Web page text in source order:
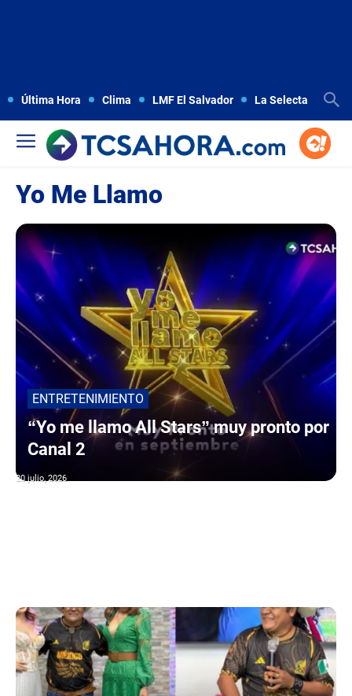
Última Hora Clima LMF El Salvador La Selecta
Yo Me Llamo
ENTRETENIMIENTO
“Yo me llamo All Stars” muy pronto por
Canal 2
20 julio, 2026